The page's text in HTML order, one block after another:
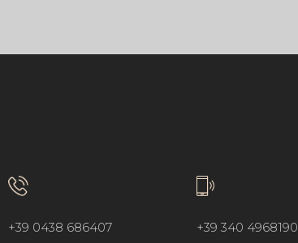
+39 0438 686407 +39 340 4968190